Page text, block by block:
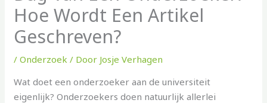
Hoe Wordt Een Artikel
Geschreven?
/Onderzoek / Door Josje Verhagen
Wat doet een onderzoeker aan de universiteit
eigenlijk? Onderzoekers doen natuurlijk allerlei